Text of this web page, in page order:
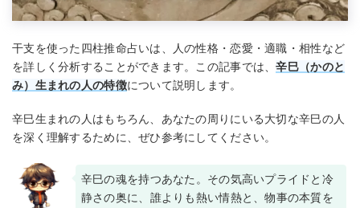
干支を使った四柱推命占いは、人の性格・恋愛・適職・相性など
を詳しく分析することができます。この記事では、辛巳（かのと
み）生まれの人の特徴について説明します。
辛巳生まれの人はもちろん、あなたの周りにいる大切な辛巳の人
を深く理解するために、ぜひ参考にしてください。
辛巳の魂を持つあなた。その気高いプライドと冷
静さの奥に、誰よりも熱い情熱と、物事の本質を